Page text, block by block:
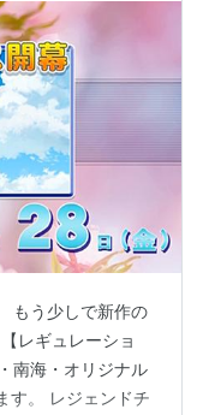
もう少しで新作の
レギュレーショ
南海・オリジナル
す。 レジェンドチ